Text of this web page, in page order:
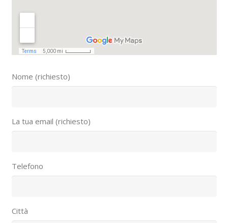
Nome (richiesto)
La tua email (richiesto)
Telefono
Città